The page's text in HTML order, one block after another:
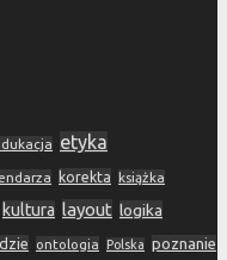
etyka
korekta książka
kultura layout logika
ontologia Polska poznanie